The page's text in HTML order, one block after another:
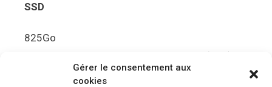
Gérer le consentement aux
cookies
SSD
825Go
5.5Gbit/s de bande passante en lecture (Brut)
Disque de jeu PS5